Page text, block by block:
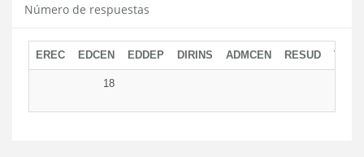
Número de respuestas
EREC EDCEN EDDEP DIRINS ADMCEN RESUD
18